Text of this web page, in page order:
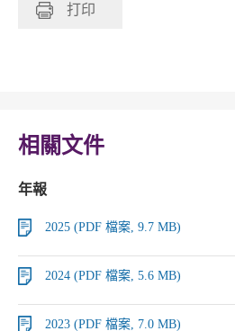
打印
相關文件
年報
2025 (PDF 檔案, 9.7 MB)
2024 (PDF 檔案, 5.6 MB)
2023 (PDF 檔案, 7.0 MB)